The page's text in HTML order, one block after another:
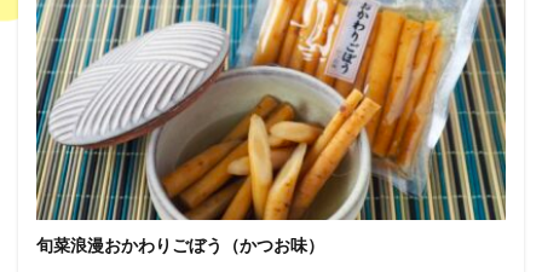
旬菜浪漫おかわりごぼう（かつお味）